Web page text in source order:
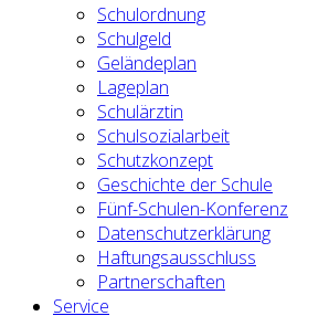
Schulordnung
Schulgeld
Geländeplan
Lageplan
Schulärztin
Schulsozialarbeit
Schutzkonzept
Geschichte der Schule
Fünf-Schulen-Konferenz
Datenschutzerklärung
Haftungsausschluss
Partnerschaften
Service